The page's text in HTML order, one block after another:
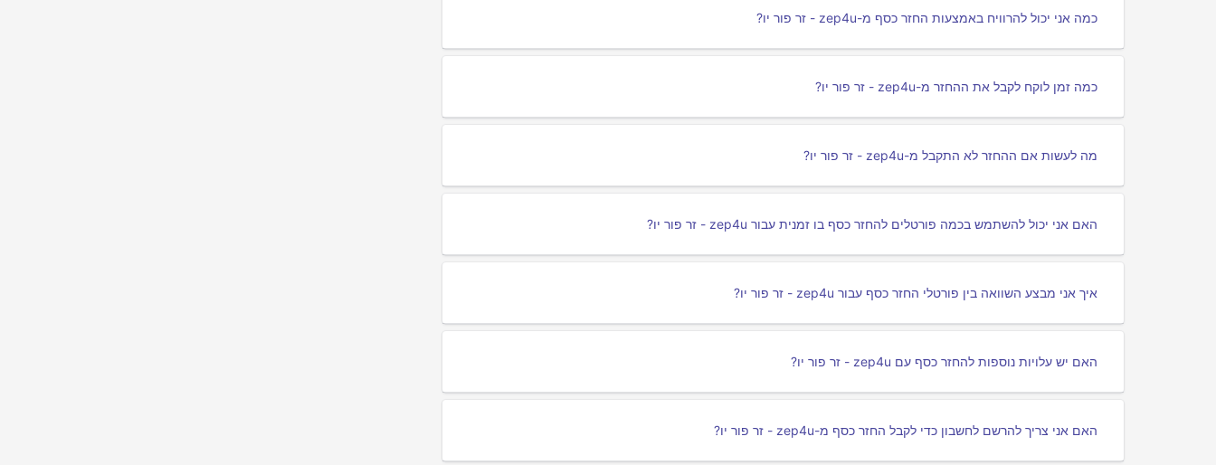
כמה אני יכול להרוויח באמצעות החזר כסף מ-zер4u - זר פור יו?
כמה זמן לוקח לקבל את ההחזר מ-zер4u - זר פור יו?
מה לעשות אם ההחזר לא התקבל מ-zер4u - זר פור יו?
האם אני יכול להשתמש בכמה פורטלים להחזר כסף בו זמנית עבור zер4u - זר פור יו?
איך אני מבצע השוואה בין פורטלי החזר כסף עבור zер4u - זר פור יו?
האם יש עלויות נוספות להחזר כסף עם zер4u - זר פור יו?
האם אני צריך להרשם לחשבון כדי לקבל החזר כסף מ-zер4u - זר פור יו?